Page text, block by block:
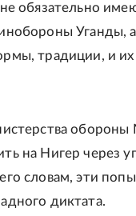
обязательно
Уганды,
традиции, и
на Нигер через
словам, эти
диктата.